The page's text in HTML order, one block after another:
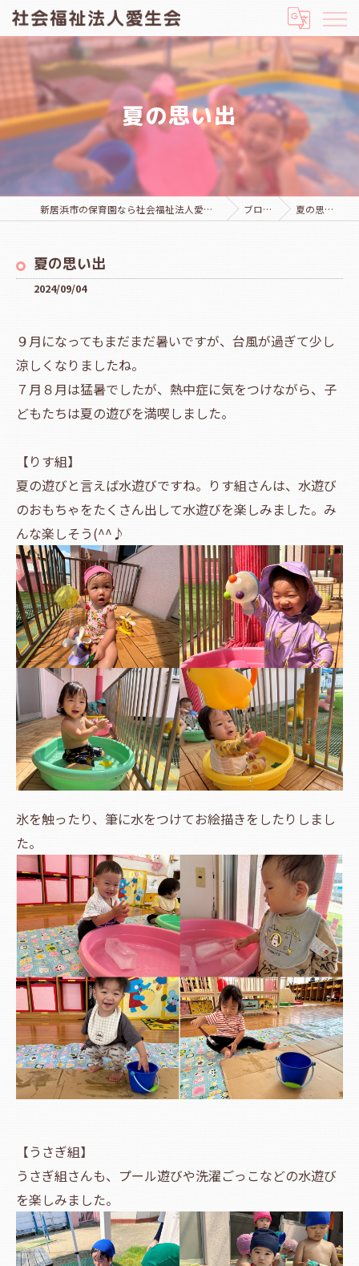
夏の思い出
新居浜市の保育園なら社会福祉法人愛生会 ブログ 夏の思い出
夏の思い出
2024/09/04
９月になってもまだまだ暑いですが、台風が過ぎて少し
涼しくなりましたね。
７月８月は猛暑でしたが、熱中症に気をつけながら、子
どもたちは夏の遊びを満喫しました。
【りす組】
夏の遊びと言えば水遊びですね。りす組さんは、水遊び
のおもちゃをたくさん出して水遊びを楽しみました。み
んな楽しそう(^^♪
氷を触ったり、筆に水をつけてお絵描きをしたりしまし
た。
【うさぎ組】
うさぎ組さんも、プール遊びや洗濯ごっこなどの水遊び
を楽しみました。